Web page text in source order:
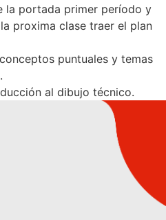
la portada primer período y
proxima clase traer el plan
puntuales y temas
al dibujo técnico.